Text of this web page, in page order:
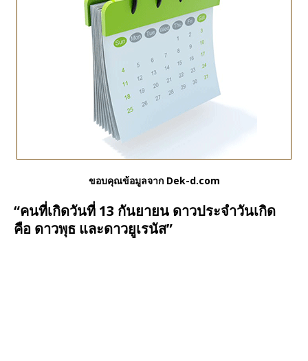
ขอบคุณข้อมูลจาก Dek-d.com
“คนที่เกิดวันที่ 13 กันยายน ดาวประจำวันเกิด
คือ ดาวพุธ และดาวยูเรนัส”